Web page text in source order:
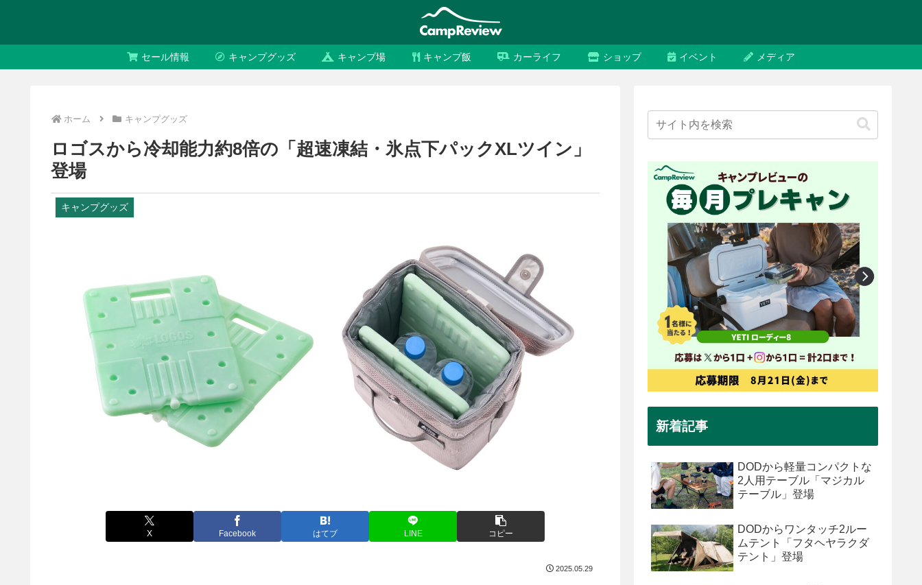
セール情報 キャンプグッズ キャンプ場 キャンプ飯 カーライフ ショップ イベント メディア
ホーム キャンプグッズ
ロゴスから冷却能力約8倍の「超速凍結・氷点下パックXLツイン」
登場
キャンプグッズ
X Facebook はてブ LINE コピー
2025.05.29
新着記事
DODから軽量コンパクトな
2人用テーブル「マジカル
テーブル」登場
DODからワンタッチ2ルー
ムテント「フタヘヤラクダ
テント」登場